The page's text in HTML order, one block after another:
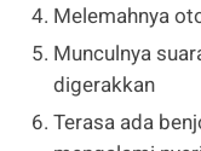
Melemahnya
Munculnya
digerakkan
Terasa ada